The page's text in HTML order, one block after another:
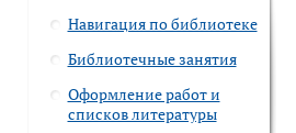
Навигация по библиотеке
Библиотечные занятия
Оформление работ и
списков литературы